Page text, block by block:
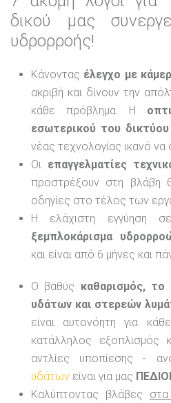
δικού μας
υδρορροής!
Κάνοντας έλεγχο με
ακριβή και δίνουν την
κάθε πρόβλημα. Η
εσωτερικού του δικτύου
νέας τεχνολογίας ικανό
Οι επαγγελματίες
προστρέξουν στη
οδηγίες στο τέλος των
Η ελάχιστη εγγύηση
ξεμπλοκάρισμα
και είναι από 6 μήνες και
Ο βαθύς καθαρισμός, το
υδάτων και στερεών
είναι αυτονόητη για
κατάλληλος εξοπλισμός
αντλίες υποπίεσης -
υδάτων είναι για μας
Καλύπτοντας βλάβες